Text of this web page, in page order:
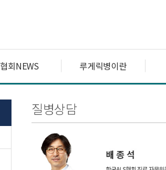
협회NEWS 루게릭병이란
질병상담